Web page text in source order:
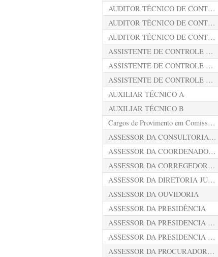
AUDITOR TÉCNICO DE CONTROLE EXTERNO - MINISTÉRIO PÚBLICO DE CONTAS A
AUDITOR TÉCNICO DE CONTROLE EXTERNO - OBRAS PÚBLICAS A
AUDITOR TÉCNICO DE CONTROLE EXTERNO - TECNOLOGIA DA INFORMAÇÃO A
ASSISTENTE DE CONTROLE EXTERNO A
ASSISTENTE DE CONTROLE EXTERNO B
ASSISTENTE DE CONTROLE EXTERNO C
AUXILIAR TÉCNICO A
AUXILIAR TÉCNICO B
Cargos de Provimento em Comissão (Lei nº 5053/2019 e suas alterações)
ASSESSOR DA CONSULTORIA TÉCNICA
ASSESSOR DA COORDENADORIA-GERAL DA ESCOLA DE CONTAS PÚBLICAS
ASSESSOR DA CORREGEDORIA-GERAL
ASSESSOR DA DIRETORIA JURÍDICA
ASSESSOR DA OUVIDORIA
ASSESSOR DA PRESIDÊNCIA
ASSESSOR DA PRESIDENCIA DA PRIMEIRA CÂMARA
ASSESSOR DA PRESIDENCIA DA SEGUNDA CÂMARA
ASSESSOR DA PROCURADORIA GERAL DE CONTAS